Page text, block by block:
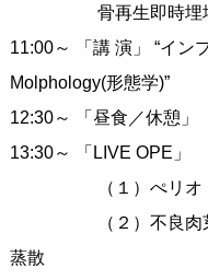
骨再生即時埋埋入
11:00～ 「講 演」 “イン
Molphology(形態学)”
12:30～ 「昼食／休憩」
13:30～ 「LIVE OPE」
（１）ぺリオトー
（２）不良肉芽除
蒸散